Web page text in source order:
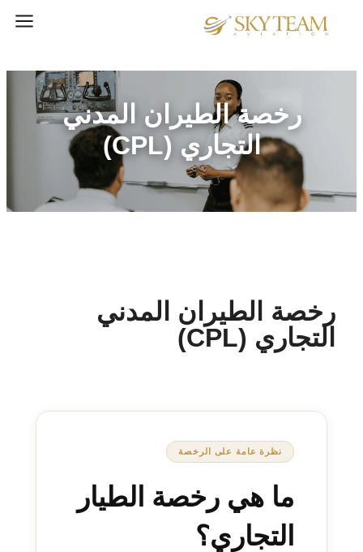
رخصة الطيران المدني
التجاري (CPL)
رخصة الطيران المدني
التجاري (CPL)
نظرة عامة على الرخصة
ما هي رخصة الطيار
التجاري؟